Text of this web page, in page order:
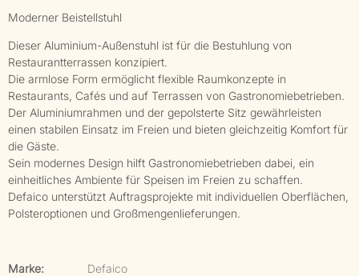
Moderner Beistellstuhl
Dieser Aluminium-Außenstuhl ist für die Bestuhlung von
Restaurantterrassen konzipiert.
Die armlose Form ermöglicht flexible Raumkonzepte in
Restaurants, Cafés und auf Terrassen von Gastronomiebetrieben.
Der Aluminiumrahmen und der gepolsterte Sitz gewährleisten
einen stabilen Einsatz im Freien und bieten gleichzeitig Komfort für
die Gäste.
Sein modernes Design hilft Gastronomiebetrieben dabei, ein
einheitliches Ambiente für Speisen im Freien zu schaffen.
Defaico unterstützt Auftragsprojekte mit individuellen Oberflächen,
Polsteroptionen und Großmengenlieferungen.
Marke:
Defaico